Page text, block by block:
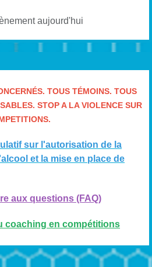
aujourd'hui
TOUS TÉMOINS. TOUS
STOP A LA VIOLENCE SUR
sur l'autorisation de la
et la mise en place de
aux questions (FAQ)
coaching en compétitions